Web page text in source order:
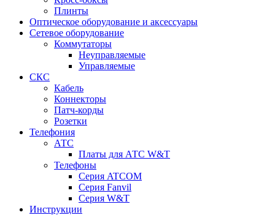
Плинты
Оптическое оборудование и аксессуары
Сетевое оборудование
Коммутаторы
Неуправляемые
Управляемые
СКС
Кабель
Коннекторы
Патч-корды
Розетки
Телефония
АТС
Платы для АТС W&T
Телефоны
Серия ATCOM
Серия Fanvil
Серия W&T
Инструкции